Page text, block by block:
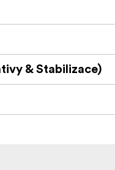
& Stabilizace)